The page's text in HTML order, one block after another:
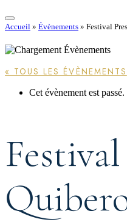
Accueil » Évènements » Festival
« TOUS LES ÉVÈNEMENTS
Cet évènement est passé.